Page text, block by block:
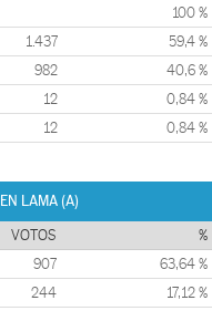
100 %
1.437 59,4 %
982 40,6 %
12 0,84 %
12 0,84 %
LAMA (A)
VOTOS %
907 63,64 %
244 17,12 %